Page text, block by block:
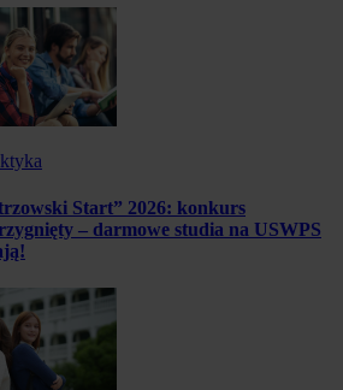
Start” 2026: konkurs
– darmowe studia na USWPS